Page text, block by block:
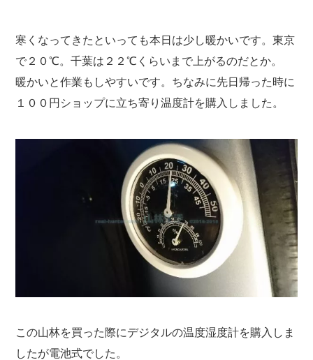
寒くなってきたといっても本日は少し暖かいです。東京
で２０℃。千葉は２２℃くらいまで上がるのだとか。
暖かいと作業もしやすいです。ちなみに先日帰った時に
１００円ショップに立ち寄り温度計を購入しました。
この山林を買った際にデジタルの温度湿度計を購入しま
したが電池式でした。